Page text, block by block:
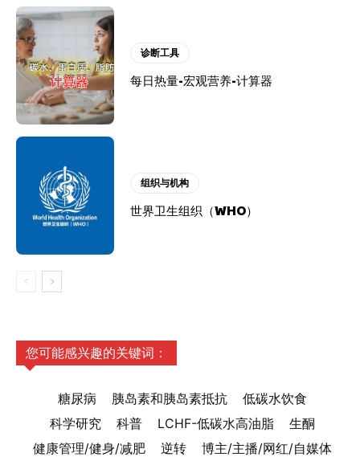
诊断工具
每日热量-宏观营养-计算器
组织与机构
世界卫生组织（WHO）
您可能感兴趣的关键词：
糖尿病 胰岛素和胰岛素抵抗
低碳水饮食
科学研究
科普 LCHF-低碳水高油脂
生酮
健康管理/健身/减肥
逆转
博主/主播/网红/自媒体